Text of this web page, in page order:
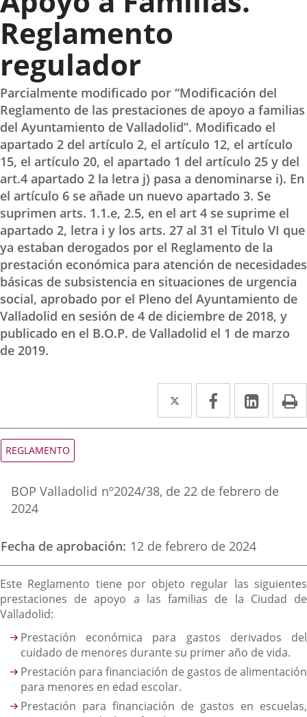
Reglamento
regulador
Parcialmente modificado por “Modificación del
Reglamento de las prestaciones de apoyo a familias
del Ayuntamiento de Valladolid”. Modificado el
apartado 2 del artículo 2, el artículo 12, el artículo
15, el artículo 20, el apartado 1 del artículo 25 y del
art.4 apartado 2 la letra j) pasa a denominarse i). En
el artículo 6 se añade un nuevo apartado 3. Se
suprimen arts. 1.1.e, 2.5, en el art 4 se suprime el
apartado 2, letra i y los arts. 27 al 31 el Titulo VI que
ya estaban derogados por el Reglamento de la
prestación económica para atención de necesidades
básicas de subsistencia en situaciones de urgencia
social, aprobado por el Pleno del Ayuntamiento de
Valladolid en sesión de 4 de diciembre de 2018, y
publicado en el B.O.P. de Valladolid el 1 de marzo
de 2019.
Twitter
Enlace
a
externa.
Facebook
Enlace
a
externa.
Enlace
a
Tipo
de
REGLAMENTO
boletin
BOP Valladolid nº2024/38, de 22 de febrero de
2024
Fecha de aprobación 12 de febrero de 2024
Descripción
Este Reglamento tiene por objeto regular las siguientes
prestaciones de apoyo a las familias de la Ciudad de
Valladolid:
Prestación económica para gastos derivados del
cuidado de menores durante su primer año de vida.
Prestación para financiación de gastos de alimentación
para menores en edad escolar.
Prestación para financiación de gastos en escuelas,